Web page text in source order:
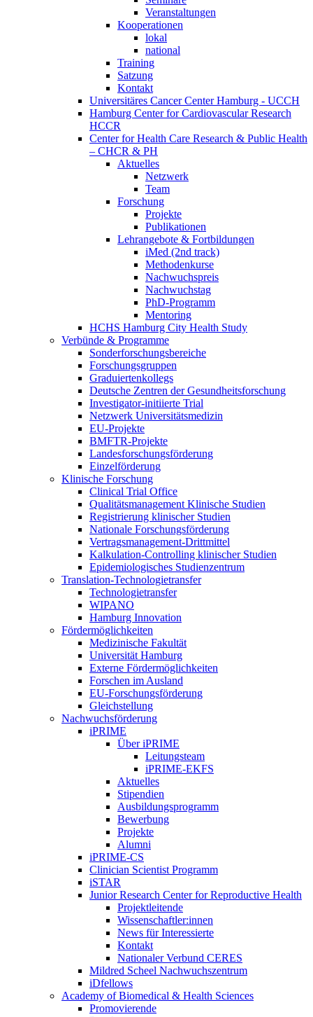
Veranstaltungen
Kooperationen
lokal
national
Training
Satzung
Kontakt
Universitäres Cancer Center Hamburg - UCCH
Hamburg Center for Cardiovascular Research
HCCR
Center for Health Care Research & Public Health
– CHCR & PH
Aktuelles
Netzwerk
Team
Forschung
Projekte
Publikationen
Lehrangebote & Fortbildungen
iMed (2nd track)
Methodenkurse
Nachwuchspreis
Nachwuchstag
PhD-Programm
Mentoring
HCHS Hamburg City Health Study
Verbünde & Programme
Sonderforschungsbereiche
Forschungsgruppen
Graduiertenkollegs
Deutsche Zentren der Gesundheitsforschung
Investigator-initiierte Trial
Netzwerk Universitätsmedizin
EU-Projekte
BMFTR-Projekte
Landesforschungsförderung
Einzelförderung
Klinische Forschung
Clinical Trial Office
Qualitätsmanagement Klinische Studien
Registrierung klinischer Studien
Nationale Forschungsförderung
Vertragsmanagement-Drittmittel
Kalkulation-Controlling klinischer Studien
Epidemiologisches Studienzentrum
Translation-Technologietransfer
Technologietransfer
WIPANO
Hamburg Innovation
Fördermöglichkeiten
Medizinische Fakultät
Universität Hamburg
Externe Fördermöglichkeiten
Forschen im Ausland
EU-Forschungsförderung
Gleichstellung
Nachwuchsförderung
iPRIME
Über iPRIME
Leitungsteam
iPRIME-EKFS
Aktuelles
Stipendien
Ausbildungsprogramm
Bewerbung
Projekte
Alumni
iPRIME-CS
Clinician Scientist Programm
iSTAR
Junior Research Center for Reproductive Health
Projektleitende
Wissenschaftler:innen
News für Interessierte
Kontakt
Nationaler Verbund CERES
Mildred Scheel Nachwuchszentrum
iDfellows
Academy of Biomedical & Health Sciences
Promovierende